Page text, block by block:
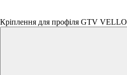
Кріплення для профіля GTV VELLO